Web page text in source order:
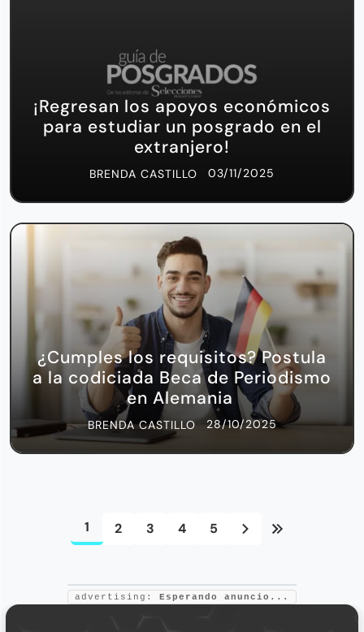
¡Regresan los apoyos económicos
para estudiar un posgrado en el
extranjero!
BRENDA CASTILLO 03/11/2025
¿Cumples los requisitos? Postula
a la codiciada Beca de Periodismo
en Alemania
BRENDA CASTILLO 28/10/2025
advertising: Esperando anuncio...
1 2 3 4 5